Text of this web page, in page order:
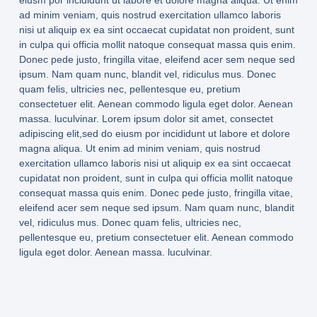
ad minim veniam, quis nostrud exercitation ullamco laboris
nisi ut aliquip ex ea sint occaecat cupidatat non proident, sunt
in culpa qui officia mollit natoque consequat massa quis enim.
Donec pede justo, fringilla vitae, eleifend acer sem neque sed
ipsum. Nam quam nunc, blandit vel, ridiculus mus. Donec
quam felis, ultricies nec, pellentesque eu, pretium
consectetuer elit. Aenean commodo ligula eget dolor. Aenean
massa. luculvinar. Lorem ipsum dolor sit amet, consectet
adipiscing elit,sed do eiusm por incididunt ut labore et dolore
magna aliqua. Ut enim ad minim veniam, quis nostrud
exercitation ullamco laboris nisi ut aliquip ex ea sint occaecat
cupidatat non proident, sunt in culpa qui officia mollit natoque
consequat massa quis enim. Donec pede justo, fringilla vitae,
eleifend acer sem neque sed ipsum. Nam quam nunc, blandit
vel, ridiculus mus. Donec quam felis, ultricies nec,
pellentesque eu, pretium consectetuer elit. Aenean commodo
ligula eget dolor. Aenean massa. luculvinar.